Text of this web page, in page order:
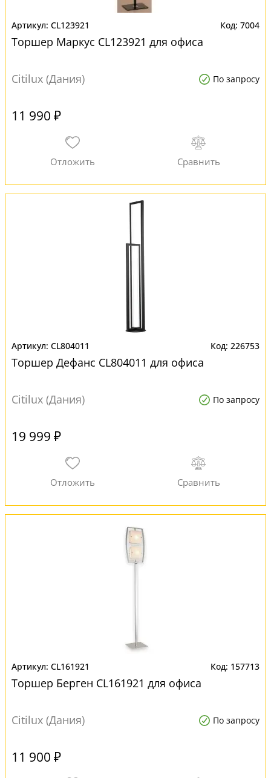
CL123921 7004
Торшер Маркус CL123921 для офиса
Citilux (Дания) По запросу
11 990 ₽
CL804011 226753
Торшер Дефанс CL804011 для офиса
Citilux (Дания) По запросу
19 999 ₽
CL161921 157713
Торшер Берген CL161921 для офиса
Citilux (Дания) По запросу
11 900 ₽